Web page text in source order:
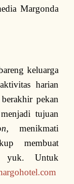
Margonda
keluarga
harian
pekan
tujuan
, menikmati
membuat
yuk. Untuk